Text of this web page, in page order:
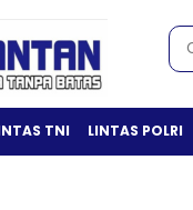
TNI LINTAS POLRI